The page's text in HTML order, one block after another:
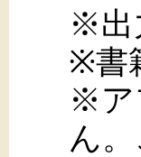
※出
※書
※ア
ん